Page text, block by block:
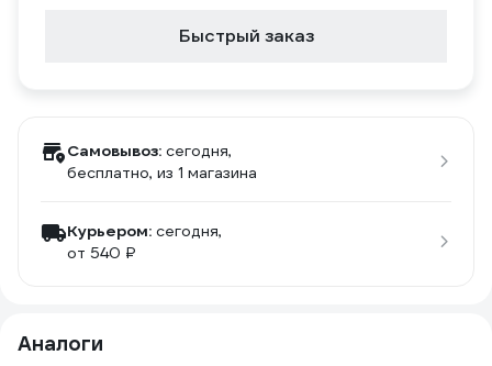
Быстрый заказ
Самовывоз: сегодня,
бесплатно, из 1 магазина
Курьером: сегодня,
от 540 ₽
Аналоги